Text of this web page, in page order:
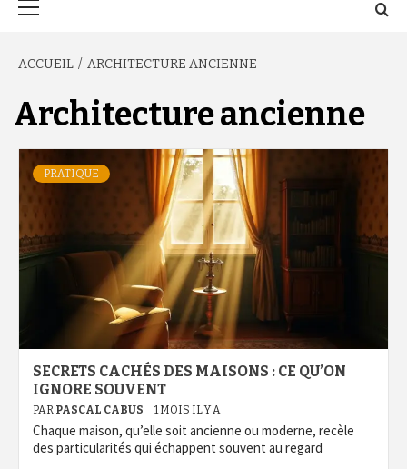
ACCUEIL ARCHITECTURE ANCIENNE
Architecture ancienne
PRATIQUE
SECRETS CACHÉS DES MAISONS : CE QU’ON
IGNORE SOUVENT
PAR PASCAL CABUS 1 MOIS IL Y A
Chaque maison, qu’elle soit ancienne ou moderne, recèle
des particularités qui échappent souvent au regard